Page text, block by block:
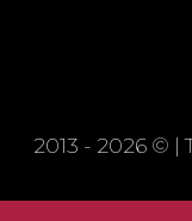
WEBSITE
2013 - 2026 © |